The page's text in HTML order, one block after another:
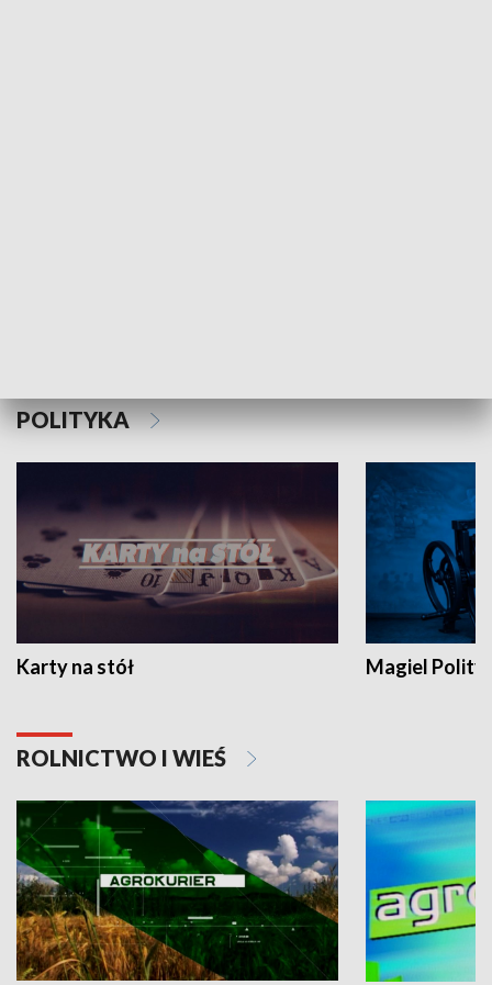
POLITYKA
Karty na stół Magiel
ROLNICTWO I WIEŚ